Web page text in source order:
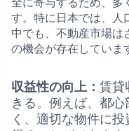
す。特に日本では、人
中でも、不動産市場は
の機会が存在していま
収益性の向上： 賃貸
きる。例えば、都
く、適切な物件に